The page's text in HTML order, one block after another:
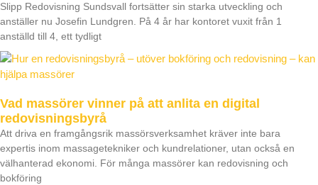
Slipp Redovisning Sundsvall fortsätter sin starka utveckling och
anställer nu Josefin Lundgren. På 4 år har kontoret vuxit från 1
anställd till 4, ett tydligt
Vad massörer vinner på att anlita en digital
redovisningsbyrå
Att driva en framgångsrik massörsverksamhet kräver inte bara
expertis inom massagetekniker och kundrelationer, utan också en
välhanterad ekonomi. För många massörer kan redovisning och
bokföring